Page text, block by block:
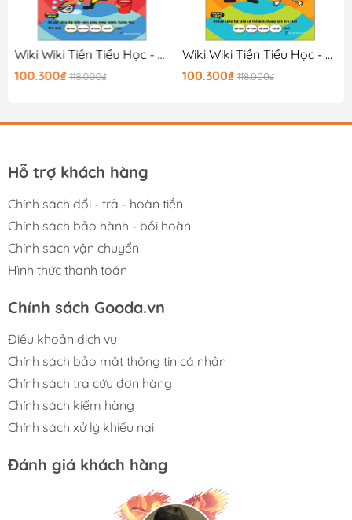
Wiki Wiki Tiền Tiểu Học - Đứa Trẻ Thiên Tài - Hiểu Về Cuộc Sống
100.300₫ 118.000₫
Wiki Wiki Tiền Tiểu Học - Đứa Trẻ Thiên Tài - Bí Ẩn Cơ Thể
100.300₫ 118.000₫
Hỗ trợ khách hàng
Chính sách đổi - trả - hoàn tiền
Chính sách bảo hành - bồi hoàn
Chính sách vận chuyển
Hình thức thanh toán
Chính sách Gooda.vn
Điều khoản dịch vụ
Chính sách bảo mật thông tin cá nhân
Chính sách tra cứu đơn hàng
Chính sách kiểm hàng
Chính sách xử lý khiếu nại
Đánh giá khách hàng